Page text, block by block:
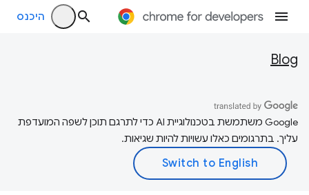
היכנס
Blog
‫Google משתמשת בטכנולוגיית AI כדי לתרגם תוכן לשפה המועדפת
עליך. בתרגומים כאלו עשויות להיות שגיאות.